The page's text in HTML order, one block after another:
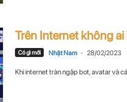
Trên Internet không
Có gì mới Nhật Nam - 28/02/2023
Khi internet tràn ngập bot, avatar và